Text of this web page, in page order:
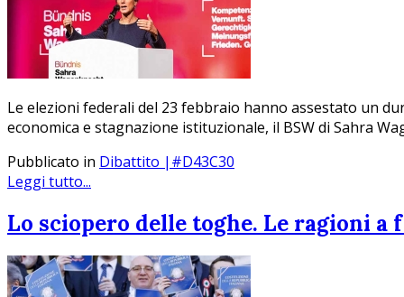
Le elezioni federali del 23 febbraio hanno assestato un
economica e stagnazione istituzionale, il BSW di Sahra
Pubblicato in Dibattito |#D43C30
Leggi tutto...
Lo sciopero delle toghe. Le ragioni